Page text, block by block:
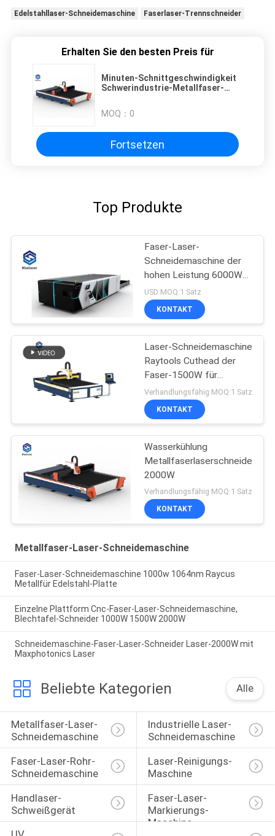
Edelstahllaser-Schneidemaschine Faserlaser-Trennschneider
Erhalten Sie den besten Preis für
Minuten-Schnittgeschwindigkeit
Schwerindustrie-Metallfaser-
0-20m/
MOQ： 0
Fortsetzen
Top Produkte
Faser-Laser-
Schneidemaschine der
hohen Leistung 6000W
für Metall
USD MOQ:1 Satz
KONTAKT
Laser-Schneidemaschine
Raytools Cuthead der
Faser-1500W für
Aluminiumlegierung
Verhandlungsfähig MOQ:1 Satz
KONTAKT
Wasserkühlung
Metallfaserlaserschneider
2000W
Verhandlungsfähig MOQ:1 Satz
KONTAKT
Metallfaser-Laser-Schneidemaschine
Faser-Laser-Schneidemaschine 1000w 1064nm Raycus
Metallfür Edelstahl-Platte
Einzelne Plattform Cnc-Faser-Laser-Schneidemaschine,
Blechtafel-Schneider 1000W 1500W 2000W
Schneidemaschine-Faser-Laser-Schneider Laser-2000W mit
Maxphotonics Laser
Beliebte Kategorien Alle
Metallfaser-Laser-
Schneidemaschine
Industrielle Laser-
Schneidemaschine
Faser-Laser-Rohr-
Schneidemaschine
Laser-Reinigungs-
Maschine
Handlaser-
Schweißgerät
Faser-Laser-
Markierungs-
Maschine